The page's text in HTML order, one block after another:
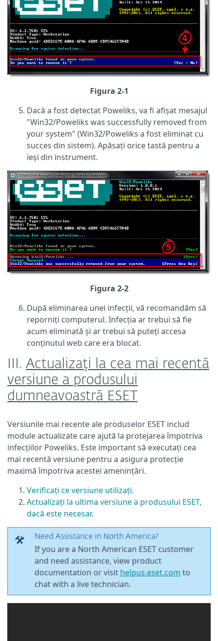
Figura 2-1
Dacă a fost detectat Poweliks, va fi afișat mesajul
"Win32/Poweliks was successfully removed from
your system" (Win32/Poweliks a fost eliminat cu
succes din sistem). Apăsați orice tastă pentru a
ieși din instrument.
Figura 2-2
După eliminarea unei infecții, vă recomandăm să
reporniți computerul. Infecția ar trebui să fie
acum eliminată și ar trebui să puteți accesa
conținutul web care era blocat.
III. Actualizați la cea mai recentă
versiune a produsului
dumneavoastră ESET
Versiunile mai recente ale produselor ESET includ
module actualizate care ajută la protejarea împotriva
infecțiilor Poweliks. Este important să executați cea
mai recentă versiune pentru a asigura protecție
maximă împotriva acestei amenințări.
Verificați ce versiune utilizați.
Actualizați la ultima versiune a produsului ESET,
dacă este necesar.
Need Assistance in North America?
If you are a North American ESET customer
and need assistance, view product
documentation or visit helpus.eset.com to
chat with a live technician.